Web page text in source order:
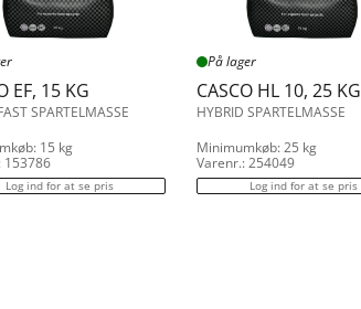
EF, 15 KG
SPARTELMASSE
15 kg
153786
Log ind for at se pris
På lager
CASCO HL 10, 25 KG
HYBRID SPARTELMASSE
Minimumkøb: 25 kg
Varenr.: 254049
Log ind for at se pris